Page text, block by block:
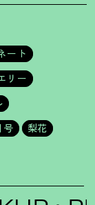
ート
リー
号
梨花